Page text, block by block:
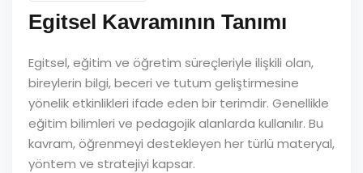
Egitsel Kavramının Tanımı
Egitsel, eğitim ve öğretim süreçleriyle ilişkili olan,
bireylerin bilgi, beceri ve tutum geliştirmesine
yönelik etkinlikleri ifade eden bir terimdir. Genellikle
eğitim bilimleri ve pedagojik alanlarda kullanılır. Bu
kavram, öğrenmeyi destekleyen her türlü materyal,
yöntem ve stratejiyi kapsar.